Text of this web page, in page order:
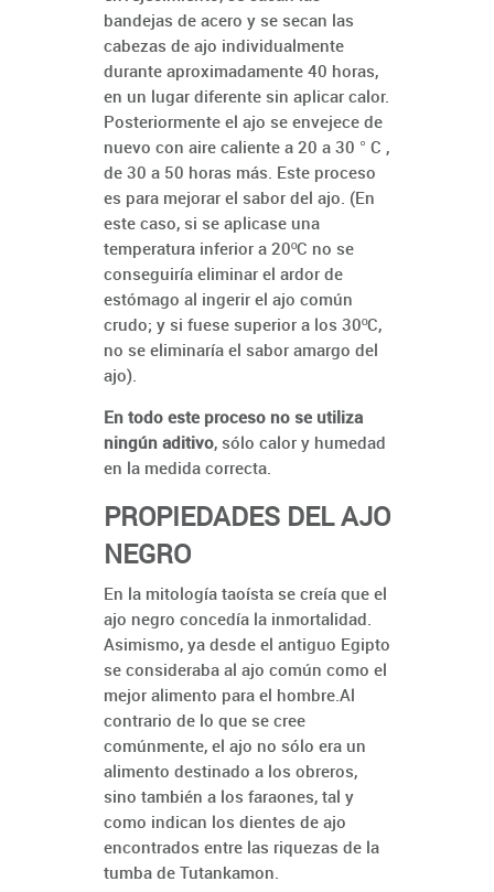
bandejas de acero y se secan las
cabezas de ajo individualmente
durante aproximadamente 40 horas,
en un lugar diferente sin aplicar calor.
Posteriormente el ajo se envejece de
nuevo con aire caliente a 20 a 30 ° C ,
de 30 a 50 horas más. Este proceso
es para mejorar el sabor del ajo. (En
este caso, si se aplicase una
temperatura inferior a 20ºC no se
conseguiría eliminar el ardor de
estómago al ingerir el ajo común
crudo; y si fuese superior a los 30ºC,
no se eliminaría el sabor amargo del
ajo).
En todo este proceso no se utiliza
ningún aditivo, sólo calor y humedad
en la medida correcta.
PROPIEDADES DEL AJO
NEGRO
En la mitología taoísta se creía que el
ajo negro concedía la inmortalidad.
Asimismo, ya desde el antiguo Egipto
se consideraba al ajo común como el
mejor alimento para el hombre.Al
contrario de lo que se cree
comúnmente, el ajo no sólo era un
alimento destinado a los obreros,
sino también a los faraones, tal y
como indican los dientes de ajo
encontrados entre las riquezas de la
tumba de Tutankamon.